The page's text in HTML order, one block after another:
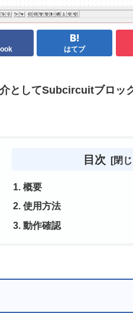
はてブ
としてSubcircuitブロッ
目次
概要
使用方法
動作確認